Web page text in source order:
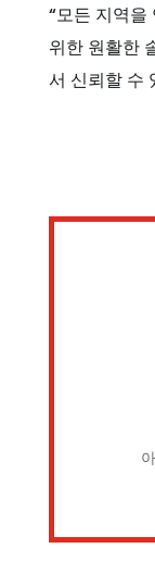
“모든 지역을
위한 원활한
서 신뢰할 수